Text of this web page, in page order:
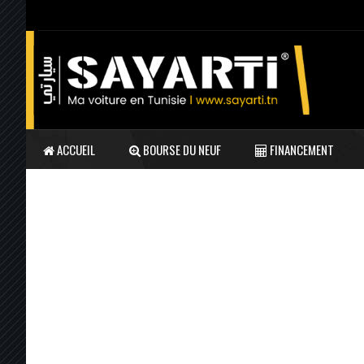
ACCUEIL BOURSE DU NEUF FINANCEMENT